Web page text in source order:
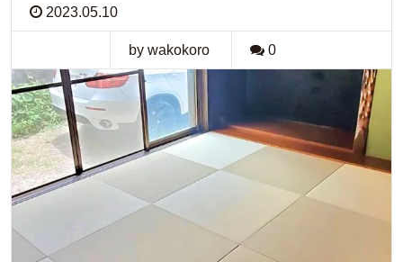
2023.05.10
by wakokoro 0